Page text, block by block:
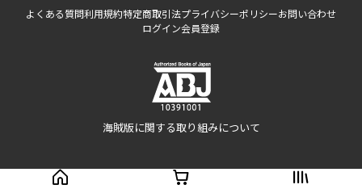
よくある質問利用規約特定商取引法プライバシーポリシーお問い合わせ
ログイン会員登録
海賊版に関する取り組みについて